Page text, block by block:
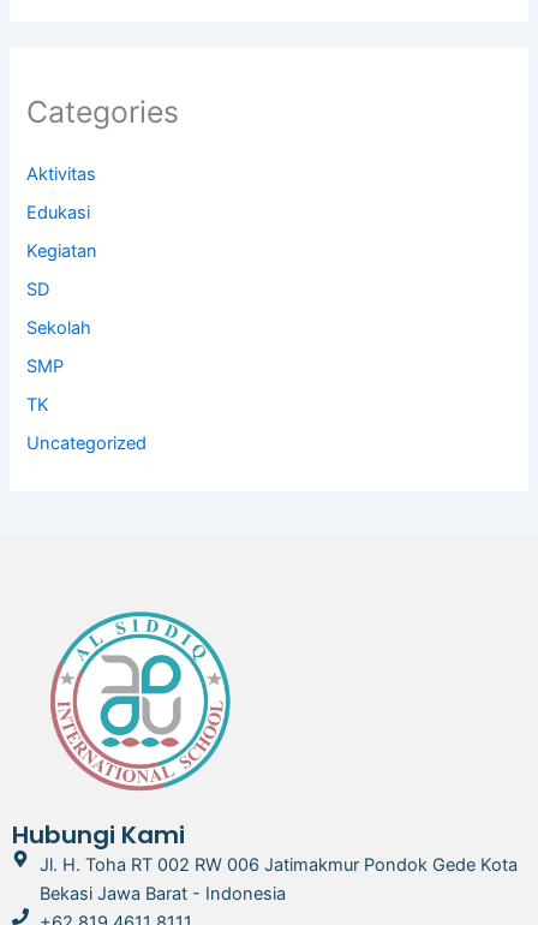
Categories
Aktivitas
Edukasi
Kegiatan
SD
Sekolah
SMP
TK
Uncategorized
Hubungi Kami
Jl. H. Toha RT 002 RW 006 Jatimakmur Pondok Gede Kota
Bekasi Jawa Barat - Indonesia